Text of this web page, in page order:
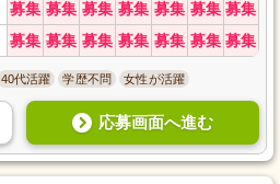
募集 募集 募集 募集 募集 募集 募集
募集 募集 募集 募集 募集 募集 募集
40代活躍 学歴不問 女性が活躍
応募画面へ進む